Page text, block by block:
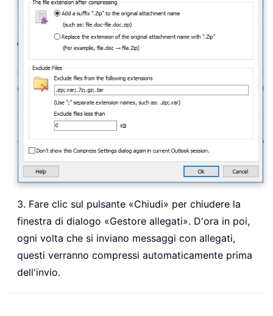
3. Fare clic sul pulsante «Chiudi» per chiudere la
finestra di dialogo «Gestore allegati». D'ora in poi,
ogni volta che si inviano messaggi con allegati,
questi verranno compressi automaticamente prima
dell'invio.